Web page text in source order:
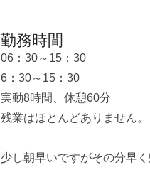
勤務時間
06：30～15：30
6：30～15：30
実動8時間、休憩60分
残業はほとんどありません。
少し朝早いですがその分早く